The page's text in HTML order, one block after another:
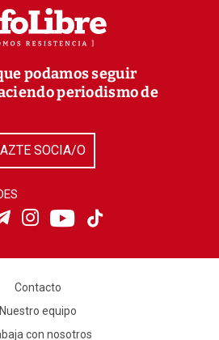
podamos seguir
periodismo de
SOCIA/O
Contacto
Nuestro equipo
con nosotros